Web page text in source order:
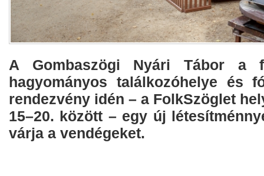
A Gombaszögi Nyári Tábor a
hagyományos találkozóhelye és
rendezvény idén – a FolkSzöglet
15–20. között – egy új
várja a vendégeket.